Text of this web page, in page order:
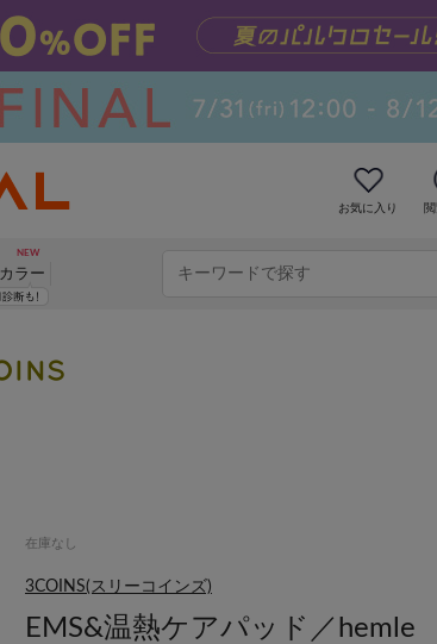
お気に入り
カラー
在庫なし
3COINS(スリーコインズ)
EMS&温熱ケアパッド／hemle